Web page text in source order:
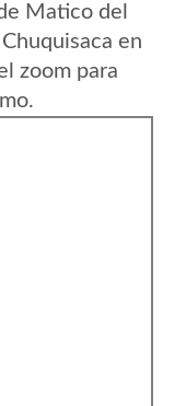
Matico del
en
zoom para